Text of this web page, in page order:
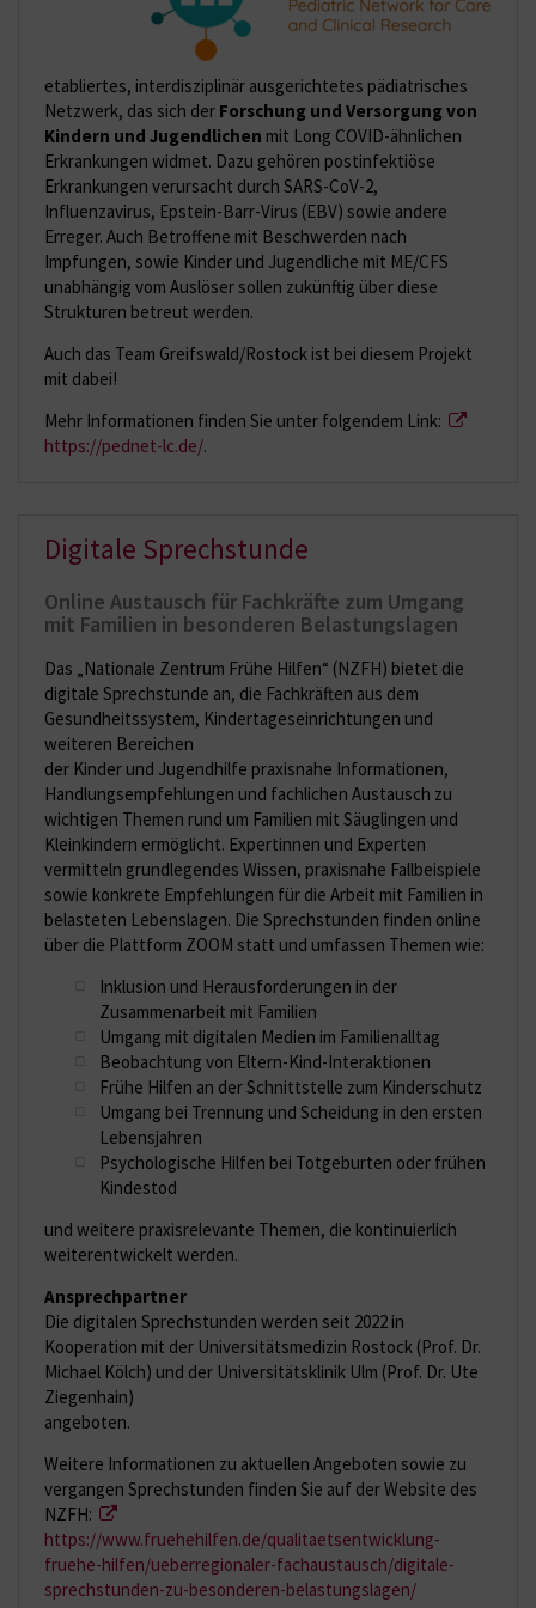
etabliertes, interdisziplinär ausgerichtetes pädiatrisches
Netzwerk, das sich der Forschung und Versorgung von
Kindern und Jugendlichen mit Long COVID-ähnlichen
Erkrankungen widmet. Dazu gehören postinfektiöse
Erkrankungen verursacht durch SARS-CoV-2,
Influenzavirus, Epstein-Barr-Virus (EBV) sowie andere
Erreger. Auch Betroffene mit Beschwerden nach
Impfungen, sowie Kinder und Jugendliche mit ME/CFS
unabhängig vom Auslöser sollen zukünftig über diese
Strukturen betreut werden.
Auch das Team Greifswald/Rostock ist bei diesem Projekt
mit dabei!
Mehr Informationen finden Sie unter folgendem Link:
https://pednet-lc.de/.
Digitale Sprechstunde
Online Austausch für Fachkräfte zum Umgang
mit Familien in besonderen Belastungslagen
Das „Nationale Zentrum Frühe Hilfen“ (NZFH) bietet die
digitale Sprechstunde an, die Fachkräften aus dem
Gesundheitssystem, Kindertageseinrichtungen und
weiteren Bereichen
der Kinder und Jugendhilfe praxisnahe Informationen,
Handlungsempfehlungen und fachlichen Austausch zu
wichtigen Themen rund um Familien mit Säuglingen und
Kleinkindern ermöglicht. Expertinnen und Experten
vermitteln grundlegendes Wissen, praxisnahe Fallbeispiele
sowie konkrete Empfehlungen für die Arbeit mit Familien in
belasteten Lebenslagen. Die Sprechstunden finden online
über die Plattform ZOOM statt und umfassen Themen wie:
Inklusion und Herausforderungen in der
Zusammenarbeit mit Familien
Umgang mit digitalen Medien im Familienalltag
Beobachtung von Eltern-Kind-Interaktionen
Frühe Hilfen an der Schnittstelle zum Kinderschutz
Umgang bei Trennung und Scheidung in den ersten
Lebensjahren
Psychologische Hilfen bei Totgeburten oder frühen
Kindestod
und weitere praxisrelevante Themen, die kontinuierlich
weiterentwickelt werden.
Ansprechpartner
Die digitalen Sprechstunden werden seit 2022 in
Kooperation mit der Universitätsmedizin Rostock (Prof. Dr.
Michael Kölch) und der Universitätsklinik Ulm (Prof. Dr. Ute
Ziegenhain)
angeboten.
Weitere Informationen zu aktuellen Angeboten sowie zu
vergangen Sprechstunden finden Sie auf der Website des
NZFH:
https://www.fruehehilfen.de/qualitaetsentwicklung-
fruehe-hilfen/ueberregionaler-fachaustausch/digitale-
sprechstunden-zu-besonderen-belastungslagen/